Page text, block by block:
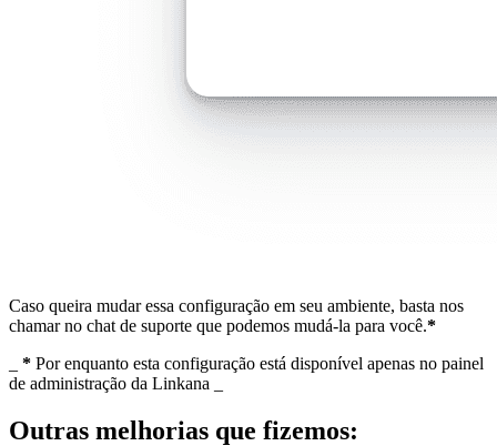
Caso queira mudar essa configuração em seu ambiente, basta nos
chamar no chat de suporte que podemos mudá-la para você.*
* Por enquanto esta configuração está disponível apenas no painel
de administração da Linkana _
Outras melhorias que fizemos: